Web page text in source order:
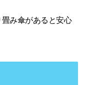
み傘があると安心